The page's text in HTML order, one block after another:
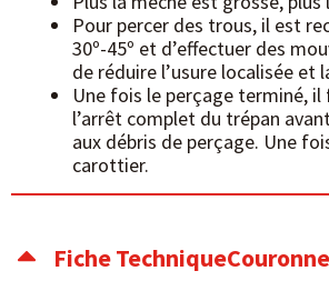
Pour percer des trous, il est
30º-45º et d’effectuer des
de réduire l’usure localisée et
Une fois le perçage terminé,
l’arrêt complet du trépan
aux débris de perçage. Une
carottier.
Fiche